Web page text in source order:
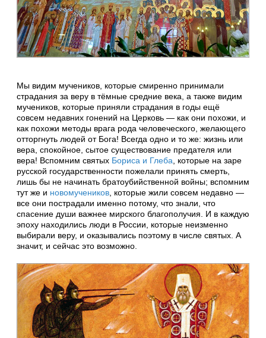
Мы видим мучеников, которые смиренно принимали
страдания за веру в тёмные средние века, а также видим
мучеников, которые приняли страдания в годы ещё
совсем недавних гонений на Церковь — как они похожи, и
как похожи методы врага рода человеческого, желающего
отторгнуть людей от Бога! Всегда одно и то же: жизнь или
вера, спокойное, сытое существование предателя или
вера! Вспомним святых Бориса и Глеба , которые на заре
русской государственности пожелали принять смерть,
лишь бы не начинать братоубийственной войны; вспомним
тут же и новомучеников , которые жили совсем недавно —
все они пострадали именно потому, что знали, что
спасение души важнее мирского благополучия. И в каждую
эпоху находились люди в России, которые неизменно
выбирали веру, и оказывались поэтому в числе святых. А
значит, и сейчас это возможно.